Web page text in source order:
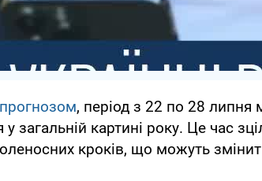
прогнозом, період з 22 по 28
у загальній картині року. Це час
кроків, що можуть